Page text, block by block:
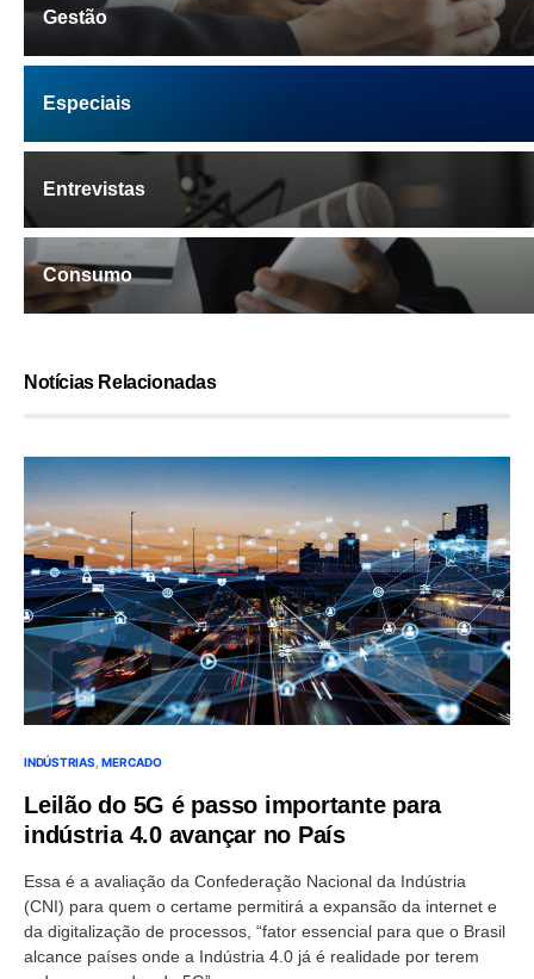
Gestão
Especiais
Entrevistas
Consumo
Notícias Relacionadas
INDÚSTRIAS MERCADO
Leilão do 5G é passo importante para
indústria 4.0 avançar no País
Essa é a avaliação da Confederação Nacional da Indústria
(CNI) para quem o certame permitirá a expansão da internet e
da digitalização de processos, “fator essencial para que o Brasil
alcance países onde a Indústria 4.0 já é realidade por terem